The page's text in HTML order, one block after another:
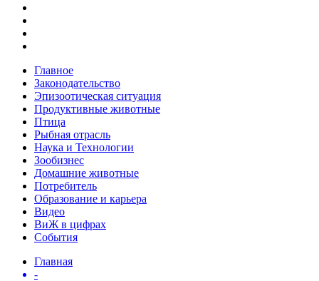
Главное
Законодательство
Эпизоотическая ситуация
Продуктивные животные
Птица
Рыбная отрасль
Наука и Технологии
Зообизнес
Домашние животные
Потребитель
Образование и карьера
Видео
ВиЖ в цифрах
События
Главная
-